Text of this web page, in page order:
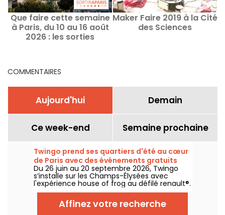
Que faire cette semaine
à Paris, du 10 au 16 août
2026 : les sorties
Maker Faire 2019 à la Cité
des Sciences
COMMENTAIRES
Aujourd'hui Demain
Ce week-end Semaine prochaine
Twingo prend ses quartiers d'été au cœur
de Paris avec des événements gratuits
(expo, stand-up, dj sets...)
Du 26 juin au 20 septembre 2026, Twingo
s’installe sur les Champs-Élysées avec
l'expérience house of frog au défilé renault®.
Au programme : une expo immersive, du
stand-up, des DJ sets, des talks, sans oublier
d'autres activités et animations. L'entrée est
Affinez votre recherche